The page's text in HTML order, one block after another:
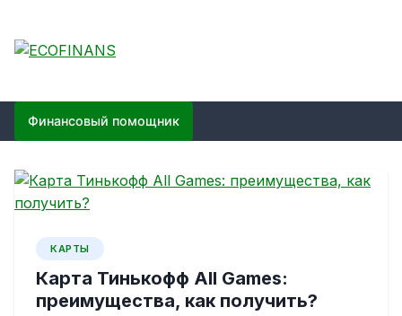
content
ECOFINANS
Финансовый помощник
КАРТЫ
Карта Тинькофф All Games:
преимущества, как получить?